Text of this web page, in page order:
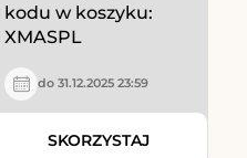
kodu w koszyku:
XMASPL
do 31.12.2025 23:59
SKORZYSTAJ